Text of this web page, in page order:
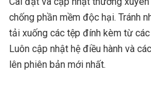
chống phần mềm độc hại. Tránh
tải xuống các tệp đính kèm từ
Luôn cập nhật hệ điều hành và
lên phiên bản mới nhất.